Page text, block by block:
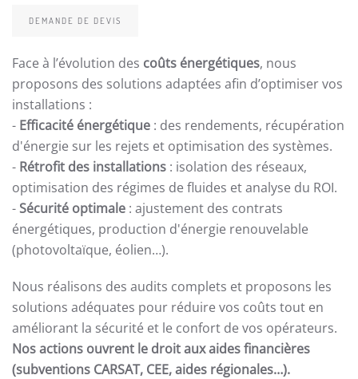
DEMANDE DE DEVIS
Face à l’évolution des coûts énergétiques, nous
proposons des solutions adaptées afin d’optimiser vos
installations :
- Efficacité énergétique : des rendements, récupération
d'énergie sur les rejets et optimisation des systèmes.
- Rétrofit des installations : isolation des réseaux,
optimisation des régimes de fluides et analyse du ROI.
-Sécurité optimale : ajustement des contrats
énergétiques, production d'énergie renouvelable
(photovoltaïque, éolien…).
Nous réalisons des audits complets et proposons les
solutions adéquates pour réduire vos coûts tout en
améliorant la sécurité et le confort de vos opérateurs.
Nos actions ouvrent le droit aux aides financières
(subventions CARSAT, CEE, aides régionales…).